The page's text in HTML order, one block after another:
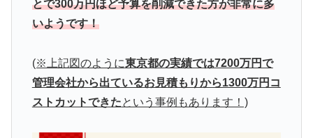
とで300万円ほど予算を削減できた方が非常に多
いようです！
(※上記図のように東京都の実績では7200万円で
管理会社から出ているお見積もりから1300万円コ
ストカットできたという事例もあります！)